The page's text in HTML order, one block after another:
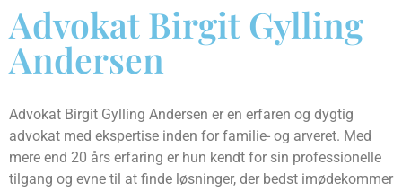
Advokat Birgit Gylling
Andersen
Advokat Birgit Gylling Andersen er en erfaren og dygtig
advokat med ekspertise inden for familie- og arveret. Med
mere end 20 års erfaring er hun kendt for sin professionelle
tilgang og evne til at finde løsninger, der bedst imødekommer